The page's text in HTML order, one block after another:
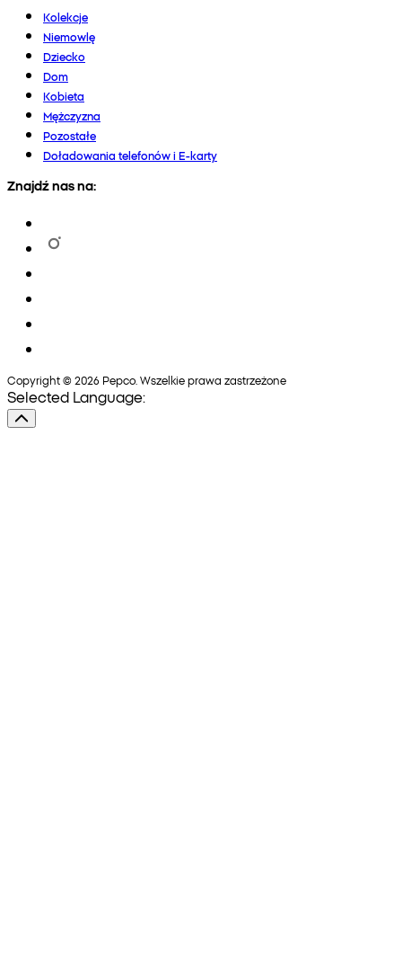
Kolekcje
Niemowlę
Dziecko
Dom
Kobieta
Mężczyzna
Pozostałe
Doładowania telefonów i E-karty
Znajdź nas na:
Copyright © 2026 Pepco. Wszelkie prawa zastrzeżone
Selected Language: